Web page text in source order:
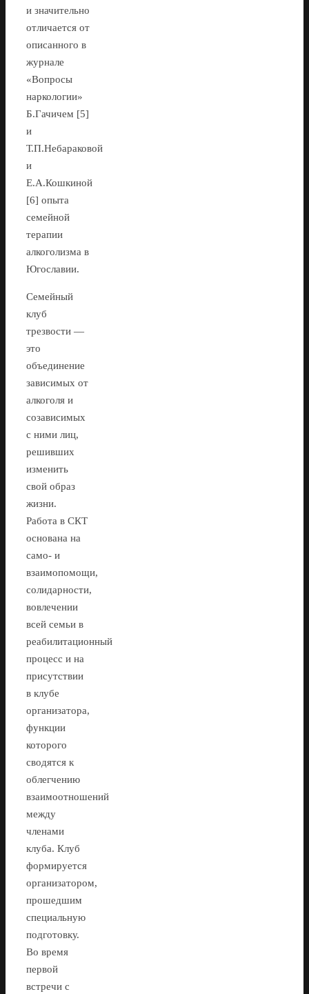
и значительно
отличается от
описанного в
журнале
«Вопросы
наркологии»
Б.Гачичем [5]
и
Т.П.Небараковой
и
Е.А.Кошкиной
[6] опыта
семейной
терапии
алкоголизма в
Югославии.
Семейный
клуб
трезвости —
это
объединение
зависимых от
алкоголя и
созависимых
с ними лиц,
решивших
изменить
свой образ
жизни.
Работа в СКТ
основана на
само- и
взаимопомощи,
солидарности,
вовлечении
всей семьи в
реабилитационный
процесс и на
присутствии
в клубе
организатора,
функции
которого
сводятся к
облегчению
взаимоотношений
между
членами
клуба. Клуб
формируется
организатором,
прошедшим
специальную
подготовку.
Во время
первой
встречи с